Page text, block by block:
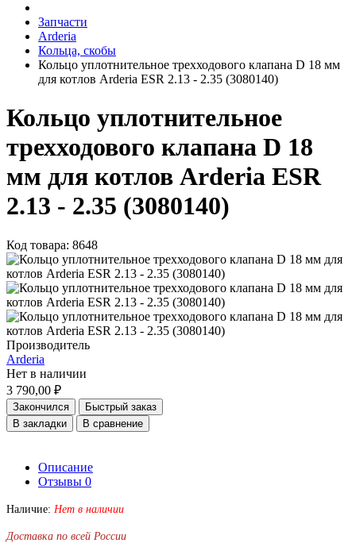
Запчасти
Arderia
Кольца, скобы
Кольцо уплотнительное трехходового клапана D 18 мм
для котлов Arderia ESR 2.13 - 2.35 (3080140)
Кольцо уплотнительное
трехходового клапана D 18
мм для котлов Arderia ESR
2.13 - 2.35 (3080140)
Код товара: 8648
Производитель
Arderia
Нет в наличии
3 790,00 ₽
Закончился
Быстрый заказ
В закладки
В сравнение
Описание
Отзывы 0
Наличие: Нет в наличии
Доставка по всей России